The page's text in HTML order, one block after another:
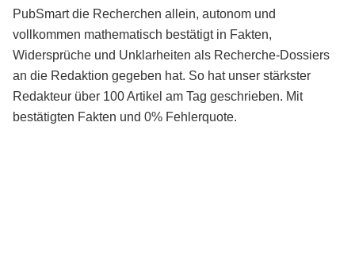
PubSmart die Recherchen allein, autonom und
vollkommen mathematisch bestätigt in Fakten,
Widersprüche und Unklarheiten als Recherche-Dossiers
an die Redaktion gegeben hat. So hat unser stärkster
Redakteur über 100 Artikel am Tag geschrieben. Mit
bestätigten Fakten und 0% Fehlerquote.